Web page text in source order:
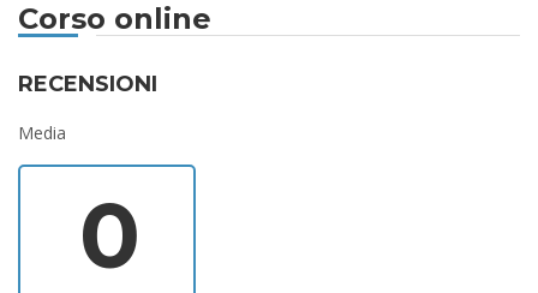
Corso online
RECENSIONI
Media
0